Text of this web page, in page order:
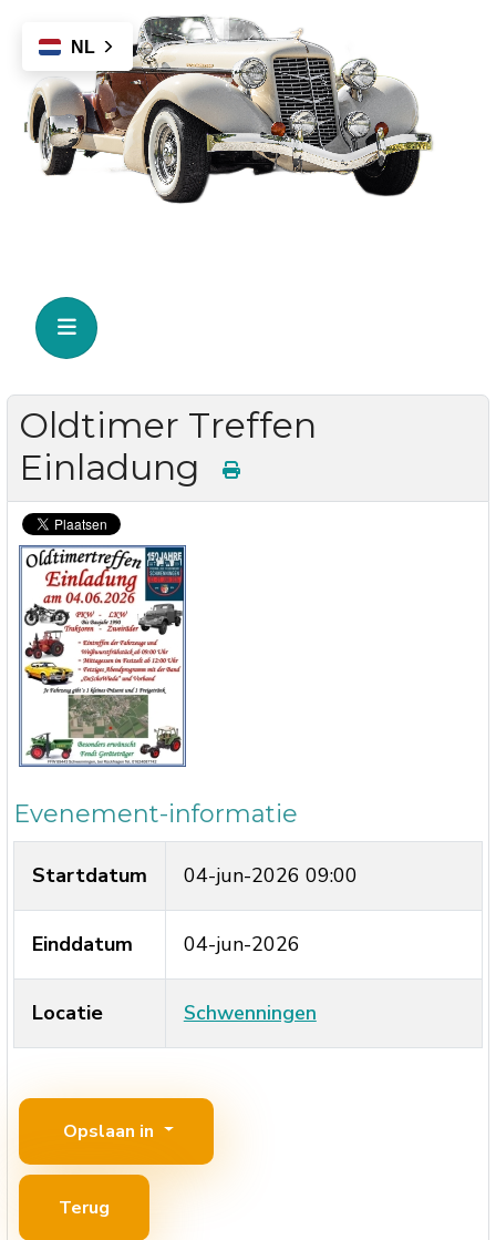
NL
Oldtimer Treffen
Einladung
Evenement-informatie
Startdatum 04-jun-2026 09:00
Einddatum 04-jun-2026
Locatie Schwenningen
Opslaan in
Terug